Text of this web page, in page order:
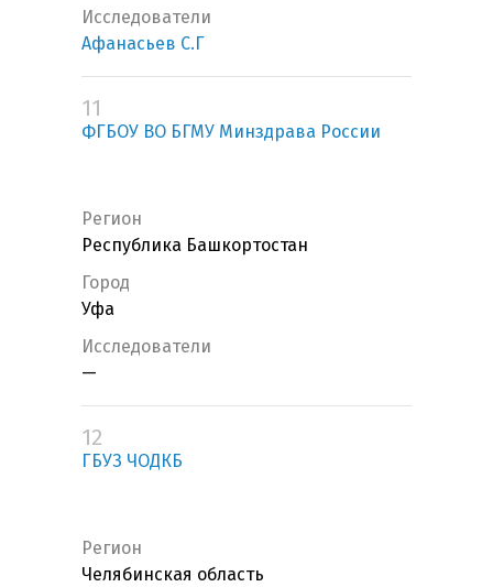
Исследователи
Афанасьев С.Г
11
ФГБОУ ВО БГМУ Минздрава России
Регион
Республика Башкортостан
Город
Уфа
Исследователи
—
12
ГБУЗ ЧОДКБ
Регион
Челябинская область